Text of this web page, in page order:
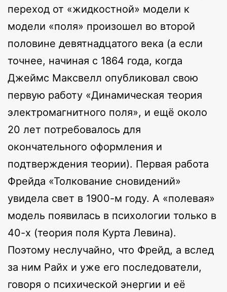
переход от «жидкостной» модели к
модели «поля» произошел во второй
половине девятнадцатого века (а если
точнее, начиная с 1864 года, когда
Джеймс Максвелл опубликовал свою
первую работу «Динамическая теория
электромагнитного поля», и ещё около
20 лет потребовалось для
окончательного оформления и
подтверждения теории). Первая работа
Фрейда «Толкование сновидений»
увидела свет в 1900-м году. А «полевая»
модель появилась в психологии только в
40-х (теория поля Курта Левина).
Поэтому неслучайно, что Фрейд, а вслед
за ним Райх и уже его последователи,
говоря о психической энергии и её